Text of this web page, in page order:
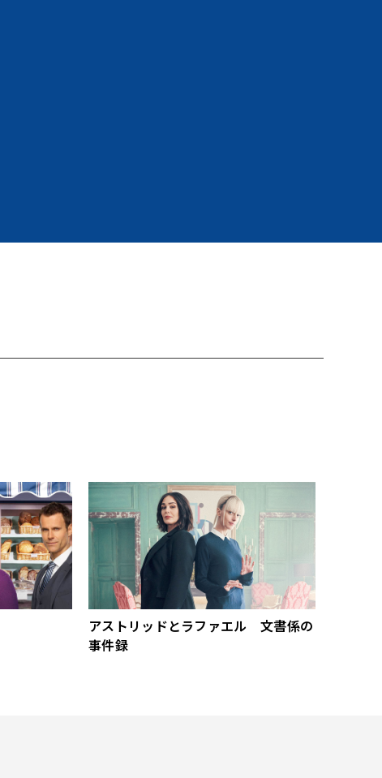
アストリッドとラファエル 文書係の
事件録